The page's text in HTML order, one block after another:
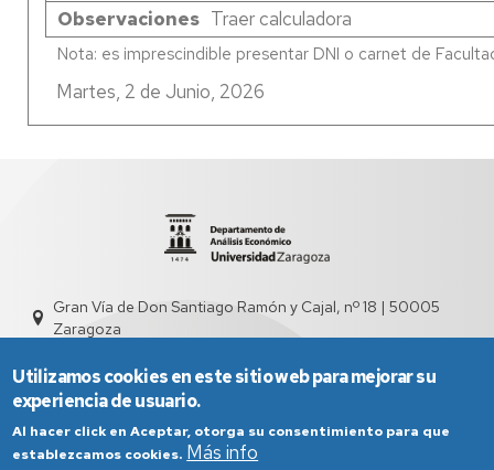
Observaciones Traer calculadora
Martes, 2 de Junio, 2026
Gran Vía de Don Santiago Ramón y Cajal, nº 18 | 50005
Zaragoza
Utilizamos cookies en este sitio web para mejorar su
experiencia de usuario.
Al hacer click en Aceptar, otorga su consentimiento para que
establezcamos cookies. Más info